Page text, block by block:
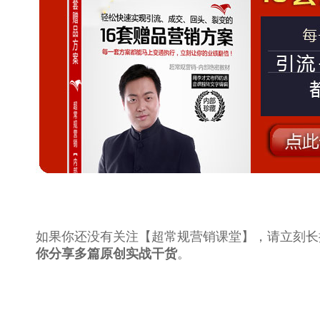
如果你还没有关注【超常规营销课堂】，请立刻
你分享多篇原创实战干货。